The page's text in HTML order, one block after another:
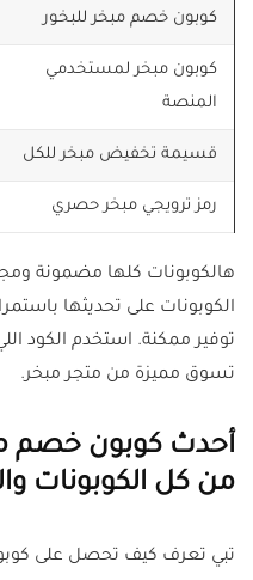
كوبون خصم مبخر للبخور
كوبون مبخر لمستخدمي
المنصة
قسيمة تخفيض مبخر للكل
رمز ترويجي مبخر حصري
هالكوبونات كلها مضمونة
الكوبونات على تحديثها
توفير ممكنة. استخدم الكود
تسوق مميزة من متجر مبخر.
أحدث كوبون خصم
من كل الكوبونات
تبي تعرف كيف تحصل على